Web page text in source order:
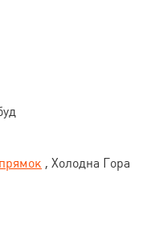
, Холодна Гора